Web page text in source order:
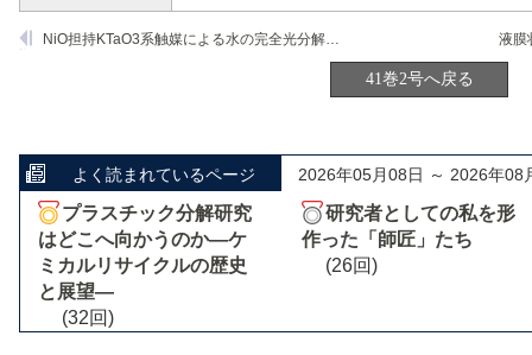
NiO担持KTaO3系触媒による水の完全光分解反応
41巻2号へ戻る
よく読まれているページ 2026年05月08日 ～ 2026年08
プラスチック分解研究
はどこへ向かうのか―ケ
ミカルリサイクルの歴史
と展望―
(32回)
研究者としての私を形
作った「師匠」たち
(26回)